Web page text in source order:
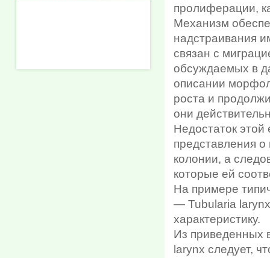
пролиферации,
Механизм
надстраивания
связан с
обсуждаемых в
описании
роста и
они
Недостаток этой
представления
колонии, а
которые ей
На примере
— Tubularia larynx
характеристику.
Из приведенных
larynx следует,